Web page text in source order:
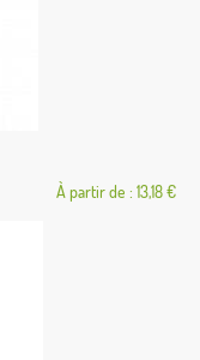
À partir de : 13,18 €